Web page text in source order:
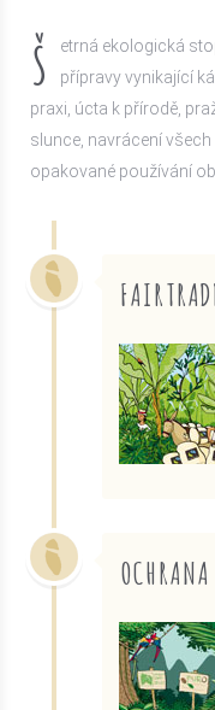
Š
etrná ekologická
přípravy vynikající
praxi, úcta k přírodě,
slunce, navrácení
opakované používání